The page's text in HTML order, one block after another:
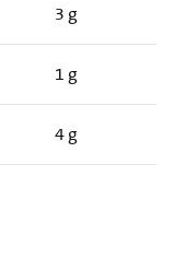
3 g
1 g
4 g